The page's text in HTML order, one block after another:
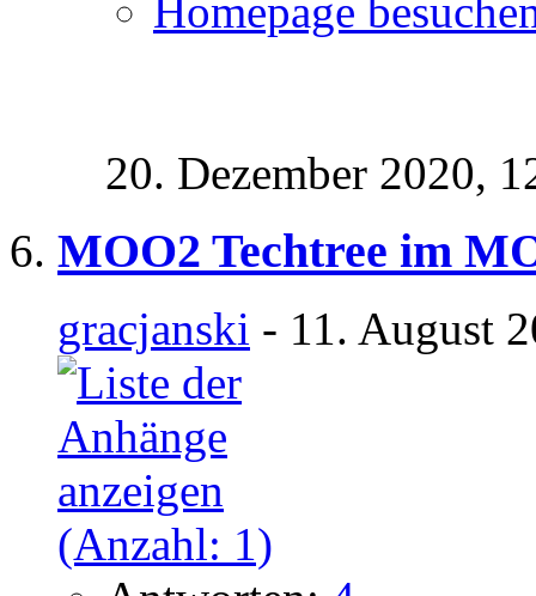
Homepage
20. Dezember 2020,
MOO2 Techtree im
gracjanski - 11. August